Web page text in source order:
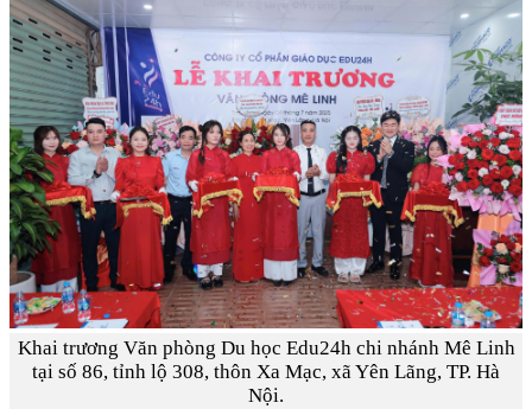
Khai trương Văn phòng Du học Edu24h chi nhánh Mê Linh
tại số 86, tỉnh lộ 308, thôn Xa Mạc, xã Yên Lãng, TP. Hà
Nội.